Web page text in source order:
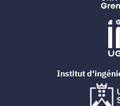
Institut